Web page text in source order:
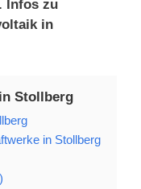
Infos zu
in
Stollberg
in Stollberg